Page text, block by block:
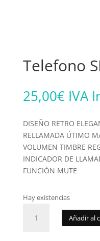
Telefono
25,00€ IVA
DISEÑO RETRO
RELLAMADA ÚTIMO
VOLUMEN TIMBRE
INDICADOR DE
FUNCIÓN MUTE
Hay existencias
Añadir al